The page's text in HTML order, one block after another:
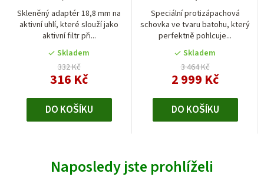
Skleněný adaptér 18,8 mm na
aktivní uhlí, které slouží jako
aktivní filtr při...
Skladem
332 Kč
316 Kč
DO KOŠÍKU
Speciální protizápachová
schovka ve tvaru batohu, který
perfektně pohlcuje...
Skladem
3 464 Kč
2 999 Kč
DO KOŠÍKU
Naposledy jste prohlíželi